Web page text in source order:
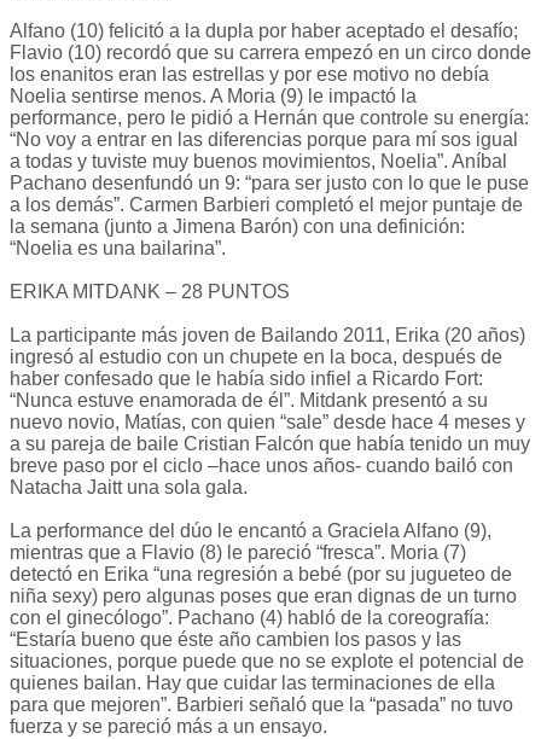
Alfano (10) felicitó a la dupla por haber aceptado el desafío;
Flavio (10) recordó que su carrera empezó en un circo donde
los enanitos eran las estrellas y por ese motivo no debía
Noelia sentirse menos. A Moria (9) le impactó la
performance, pero le pidió a Hernán que controle su energía:
“No voy a entrar en las diferencias porque para mí sos igual
a todas y tuviste muy buenos movimientos, Noelia”. Aníbal
Pachano desenfundó un 9: “para ser justo con lo que le puse
a los demás”. Carmen Barbieri completó el mejor puntaje de
la semana (junto a Jimena Barón) con una definición:
“Noelia es una bailarina”.
ERIKA MITDANK – 28 PUNTOS
La participante más joven de Bailando 2011, Erika (20 años)
ingresó al estudio con un chupete en la boca, después de
haber confesado que le había sido infiel a Ricardo Fort:
“Nunca estuve enamorada de él”. Mitdank presentó a su
nuevo novio, Matías, con quien “sale” desde hace 4 meses y
a su pareja de baile Cristian Falcón que había tenido un muy
breve paso por el ciclo –hace unos años- cuando bailó con
Natacha Jaitt una sola gala.
La performance del dúo le encantó a Graciela Alfano (9),
mientras que a Flavio (8) le pareció “fresca”. Moria (7)
detectó en Erika “una regresión a bebé (por su jugueteo de
niña sexy) pero algunas poses que eran dignas de un turno
con el ginecólogo”. Pachano (4) habló de la coreografía:
“Estaría bueno que éste año cambien los pasos y las
situaciones, porque puede que no se explote el potencial de
quienes bailan. Hay que cuidar las terminaciones de ella
para que mejoren”. Barbieri señaló que la “pasada” no tuvo
fuerza y se pareció más a un ensayo.